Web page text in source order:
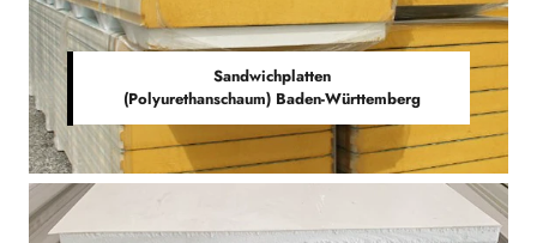
Sandwichplatten
(Polyurethanschaum) Baden-Württemberg